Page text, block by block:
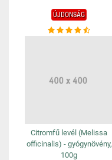
ÚJDONSÁG
Citromfű levél (Melissa
officinalis) - gyógynövény,
100g